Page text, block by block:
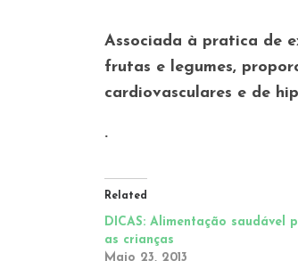
Associada à pratica de
frutas e legumes,
cardiovasculares e de
.
Related
DICAS: Alimentação saudável
as crianças
Maio 23, 2013